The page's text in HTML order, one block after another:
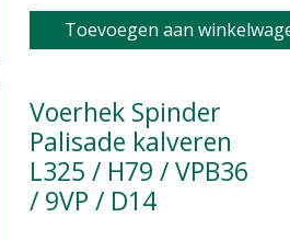
Toevoegen aan
Voerhek Spinder
Palisade kalveren
L325 / H79 / VPB36
/ 9VP / D14